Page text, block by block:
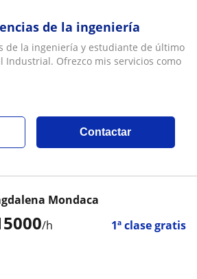
de la ingeniería
de la ingeniería y estudiante de último
Industrial. Ofrezco mis servicios como
Contactar
/h 1ª clase gratis
Mondaca